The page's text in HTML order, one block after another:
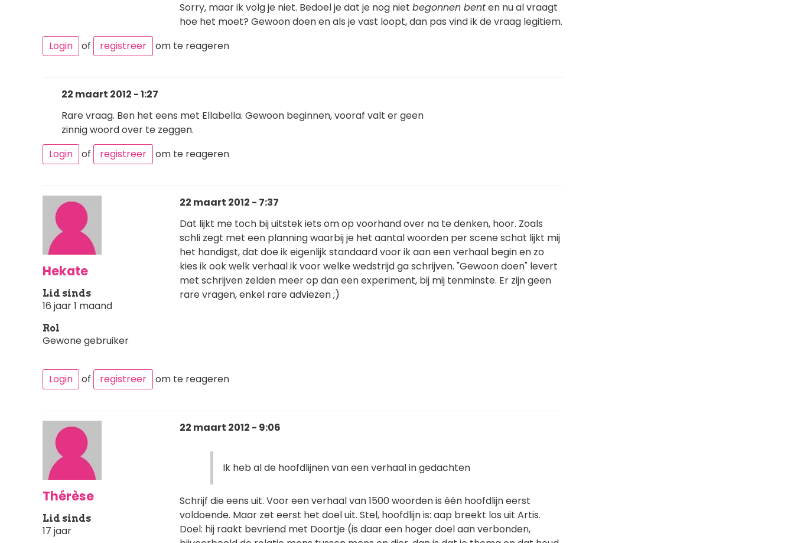
Sorry, maar ik volg je niet. Bedoel je dat je nog niet begonnen benten nu al vraagt
hoe het moet? Gewoon doen en als je vast loopt, dan pas vind ik de vraag legitiem.
Login
of registreer om te reageren
22 maart 2012 - 1:27
Rare vraag. Ben het eens met Ellabella. Gewoon beginnen, vooraf valt er geen
zinnig woord over te zeggen.
Login
of registreer om te reageren
Hekate
Lid sinds
16 jaar 1 maand
Rol
Gewone gebruiker
22 maart 2012 - 7:37
Dat lijkt me toch bij uitstek iets om op voorhand over na te denken, hoor. Zoals
schli zegt met een planning waarbij je het aantal woorden per scene schat lijkt mij
het handigst, dat doe ik eigenlijk standaard voor ik aan een verhaal begin en zo
kies ik ook welk verhaal ik voor welke wedstrijd ga schrijven. "Gewoon doen" levert
met schrijven zelden meer op dan een experiment, bij mij tenminste. Er zijn geen
rare vragen, enkel rare adviezen ;)
Login of registreer om te reageren
Thérèse
Lid sinds
17 jaar
22 maart 2012 - 9:06
Ik heb al de hoofdlijnen van een verhaal in gedachten
Schrijf die eens uit. Voor een verhaal van 1500 woorden is één hoofdlijn eerst
voldoende. Maar zet eerst het doel uit. Stel, hoofdlijn is: aap breekt los uit Artis.
Doel: hij raakt bevriend met Doortje (is daar een hoger doel aan verbonden,